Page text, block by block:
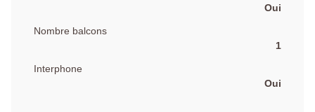
Oui
Nombre balcons
1
Interphone
Oui